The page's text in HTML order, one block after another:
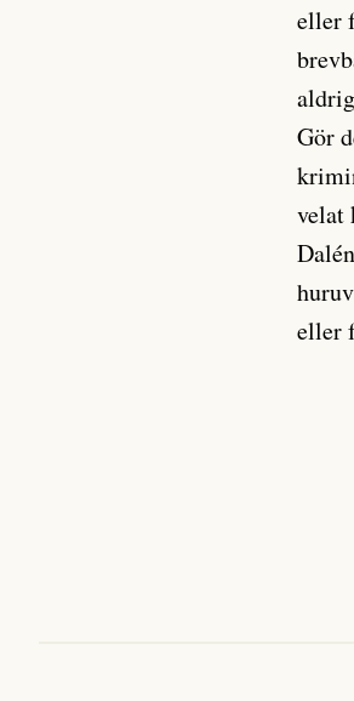
eller
Gör
velat
eller